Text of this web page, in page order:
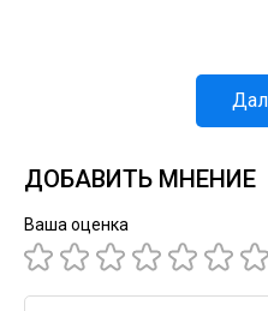
ДОБАВИТЬ МНЕНИЕ
Ваша оценка